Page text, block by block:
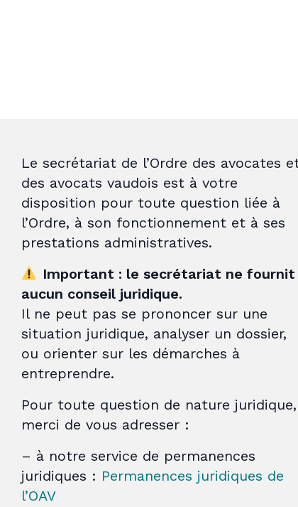
Le secrétariat de l’Ordre des avocates
des avocats vaudois est à votre
disposition pour toute question liée à
l’Ordre, à son fonctionnement et à ses
prestations administratives.
Important : le secrétariat ne fournit
aucun conseil juridique.
Il ne peut pas se prononcer sur une
situation juridique, analyser un dossier,
ou orienter sur les démarches à
entreprendre.
Pour toute question de nature juridique,
merci de vous adresser :
– à notre service de permanences
juridiques : Permanences juridiques de
l’OAV